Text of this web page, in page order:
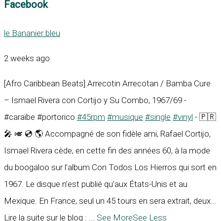
Facebook
le Bananier bleu
2 weeks ago
[Afro Caribbean Beats] Arrecotin Arrecotan / Bamba Cure
– Ismael Rivera con Cortijo y Su Combo, 1967/69 -
#caraïbe #portorico #45rpm #musique #single #vinyl - 🇵🇷
🎤 🎺 💿 🌎 Accompagné de son fidèle ami, Rafael Cortijo,
Ismael Rivera cède, en cette fin des années 60, à la mode
du boogaloo sur l’album Con Todos Los Hierros qui sort en
1967. Le disque n’est publié qu’aux États-Unis et au
Mexique. En France, seul un 45 tours en sera extrait, deux...
Lire la suite sur le blog : ... See MoreSee Less